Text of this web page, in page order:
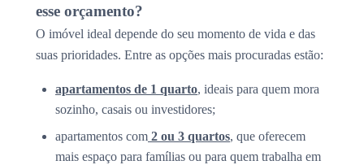
esse orçamento?
O imóvel ideal depende do seu momento de vida e das
suas prioridades. Entre as opções mais procuradas estão:
apartamentos de 1 quarto, ideais para quem mora
sozinho, casais ou investidores;
apartamentos com 2 ou 3 quartos, que oferecem
mais espaço para famílias ou para quem trabalha em